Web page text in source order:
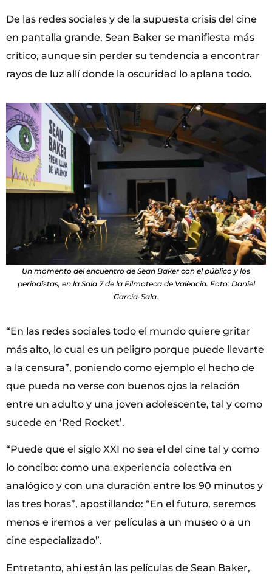
De las redes sociales y de la supuesta crisis del cine
en pantalla grande, Sean Baker se manifiesta más
crítico, aunque sin perder su tendencia a encontrar
rayos de luz allí donde la oscuridad lo aplana todo.
Un momento del encuentro de Sean Baker con el público y los
periodistas, en la Sala 7 de la Filmoteca de València. Foto: Daniel
García-Sala.
“En las redes sociales todo el mundo quiere gritar
más alto, lo cual es un peligro porque puede llevarte
a la censura”, poniendo como ejemplo el hecho de
que pueda no verse con buenos ojos la relación
entre un adulto y una joven adolescente, tal y como
sucede en ‘Red Rocket’.
“Puede que el siglo XXI no sea el del cine tal y como
lo concibo: como una experiencia colectiva en
analógico y con una duración entre los 90 minutos y
las tres horas”, apostillando: “En el futuro, seremos
menos e iremos a ver películas a un museo o a un
cine especializado”.
Entretanto, ahí están las películas de Sean Baker,